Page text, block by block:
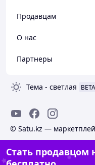
Продавцам
О нас
Партнеры
Тема - светлая BETA
© Satu.kz —
Стать продавцом